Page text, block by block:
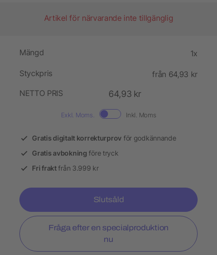
Artikel för närvarande inte tillgänglig
Mängd 1x
Styckpris
från 64,93 kr
NETTO PRIS
64,93 kr
Exkl. Moms. Inkl. Moms
Gratis digitalt korrekturprov för godkännande
Gratis avbokning före tryck
Fri fraktfrån 3.999 kr
Slutsåld
Fråga efter en specialproduktion
nu